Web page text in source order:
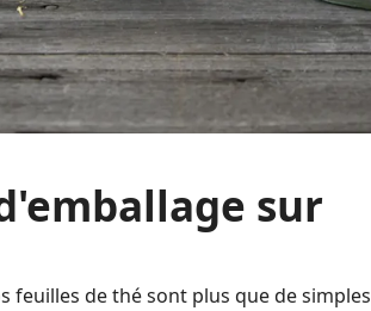
sur
feuilles de thé sont plus que de simples